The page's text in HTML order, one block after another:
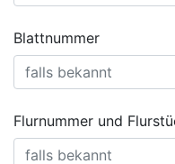
Blattnummer
Flurnummer und